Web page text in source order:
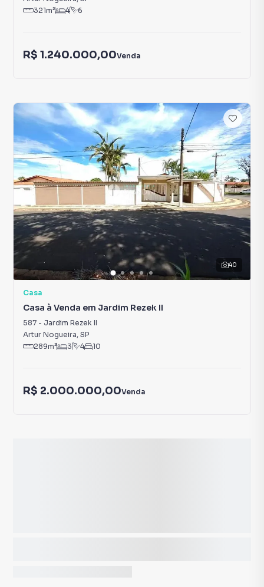
321m² 4 6
R$ 1.240.000,00Venda
40
Casa
Casa à Venda em Jardim Rezek II
587 - Jardim Rezek II
Artur Nogueira, SP
289m² 3 4 10
R$ 2.000.000,00Venda